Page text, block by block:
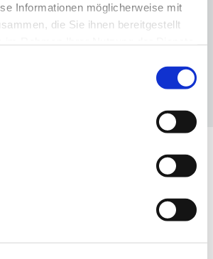
Informationen möglicherweise mit
die Sie ihnen bereitgestellt